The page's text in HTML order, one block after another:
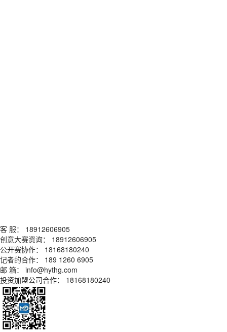
客 服： 18912606905
创意大赛资询： 18912606905
公开赛协作： 18168180240
记者的合作： 189 1260 6905
邮 箱： info@hythg.com
投资加盟公司合作： 18168180240